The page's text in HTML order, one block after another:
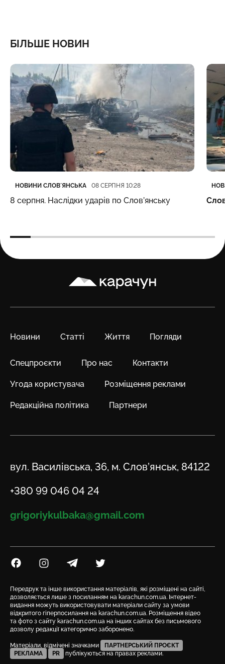
БІЛЬШЕ НОВИН
Категорія
НОВИНИ СЛОВʼЯНСЬКА
Дата публікації 08 СЕРПНЯ 10:28
8 серпня. Наслідки ударів по Слов’янську
Карачун
Новини Статті Життя Погляди
Спецпроєкти Про нас Контакти
Угода користувача Розміщення реклами
Редакційна політика Партнери
Адреса
вул. Василівська, 36, м. Слов’янськ, 84122
Телефон
+380 99 046 04 24
Email
grigoriykulbaka@gmail.com
Посилання на Facebook
Посилання на Instagram
Посилання на Telegram
Посилання на Twitter
Передрук та інше використання матеріалів, які розміщені на сайті,
дозволяється лише з посиланням на karachun.com.ua. Інтернет-
видання можуть використовувати матеріали сайту за умови
відкритого гіперпосилання на karachun.com.ua. Розміщення відео
та фото з сайту karachun.com.ua на інших сайтах без письмового
дозволу редакції категорично заборонено.
Матеріали, відмічені значками
ПАРТНЕРСЬКИЙ ПРОЄКТ
РЕКЛАМА
PR публікуються на правах реклами.